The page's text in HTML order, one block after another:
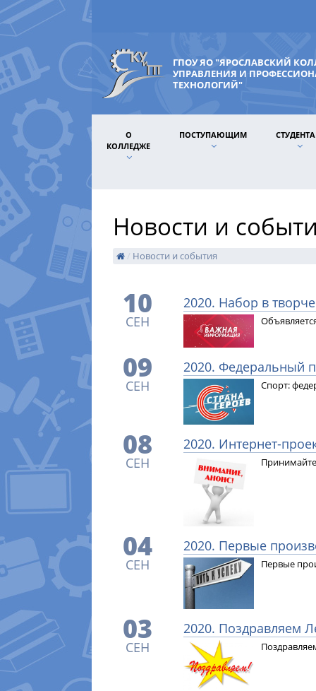
ГПОУ ЯО "ЯРОСЛАВСКИЙ
УПРАВЛЕНИЯ И
ТЕХНОЛОГИЙ"
О
КОЛЛЕДЖЕ
ПОСТУПАЮЩИМ
Новости и
/ Новости и события
10
СЕН
2020. Набор в
09
СЕН
2020. Федеральный
Спорт:
08
СЕН
2020. Интернет-
04
СЕН
2020. Первые
Первые
03
СЕН
2020. Поздравляем